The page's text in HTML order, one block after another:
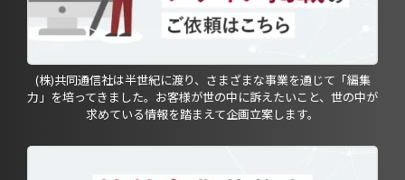
(株)共同通信社は半世紀に渡り、さまざまな事業を通じて「編集
力」を培ってきました。お客様が世の中に訴えたいこと、世の中が
求めている情報を踏まえて企画立案します。